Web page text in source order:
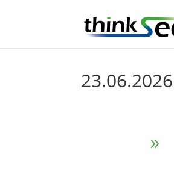
23.06.2026
9